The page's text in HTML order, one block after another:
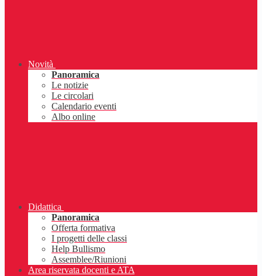
Novità
Panoramica
Le notizie
Le circolari
Calendario eventi
Albo online
Didattica
Panoramica
Offerta formativa
I progetti delle classi
Help Bullismo
Assemblee/Riunioni
Area riservata docenti e ATA